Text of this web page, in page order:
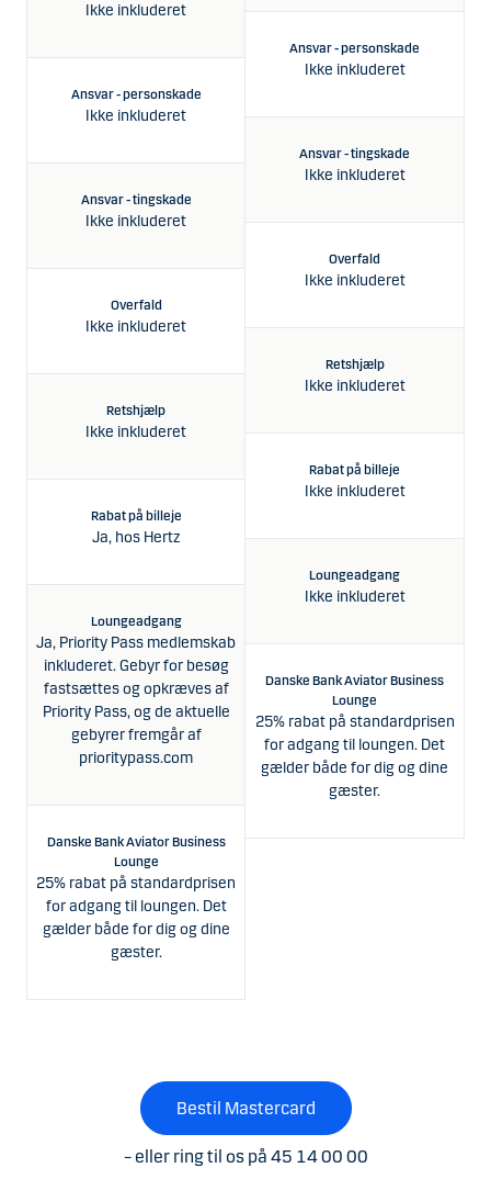
Ikke inkluderet
Ansvar - personskade
Ikke inkluderet
Ansvar - tingskade
Ikke inkluderet
Overfald
Ikke inkluderet
Retshjælp
Ikke inkluderet
Rabat på billeje
Ja, hos Hertz
Loungeadgang
Ja, Priority Pass medlemskab
inkluderet. Gebyr for besøg
fastsættes og opkræves af
Priority Pass, og de aktuelle
gebyrer fremgår af
prioritypass.com
Danske Bank Aviator Business
Lounge
25% rabat på standardprisen
for adgang til loungen. Det
gælder både for dig og dine
gæster.
Ansvar - personskade
Ikke inkluderet
Ansvar - tingskade
Ikke inkluderet
Overfald
Ikke inkluderet
Retshjælp
Ikke inkluderet
Rabat på billeje
Ikke inkluderet
Loungeadgang
Ikke inkluderet
Danske Bank Aviator Business
Lounge
25% rabat på standardprisen
for adgang til loungen. Det
gælder både for dig og dine
gæster.
Bestil Mastercard
– eller ring til os på 45 14 00 00